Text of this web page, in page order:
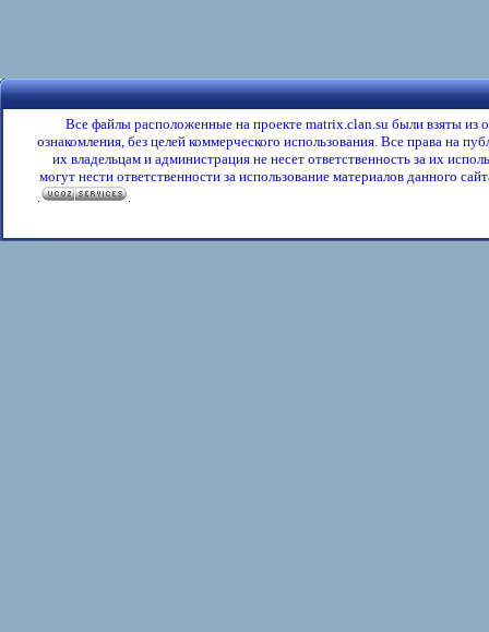
Все файлы расположенные на проекте matrix.clan.su были взяты из
ознакомления, без целей коммерческого использования. Все права на
их владельцам и администрация не несет ответственность за их
могут нести ответственности за использование материалов данного